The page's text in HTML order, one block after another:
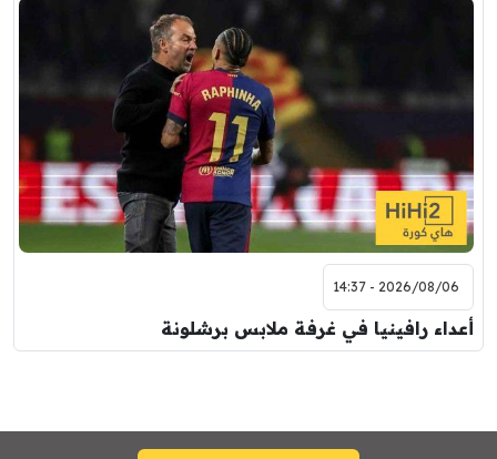
2026/08/06 - 14:37
أعداء رافينيا في غرفة ملابس برشلونة